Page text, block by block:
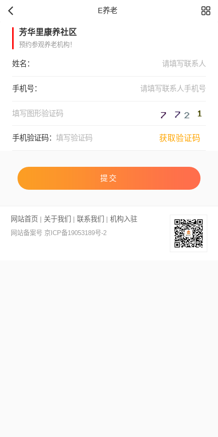
E养老
芳华里康养社区
预约参观养老机构！
姓名：
手机号：
手机验证码： 获取验证码
提交
网站首页 | 关于我们 | 联系我们 | 机构入驻
网站备案号 京ICP备19053189号-2